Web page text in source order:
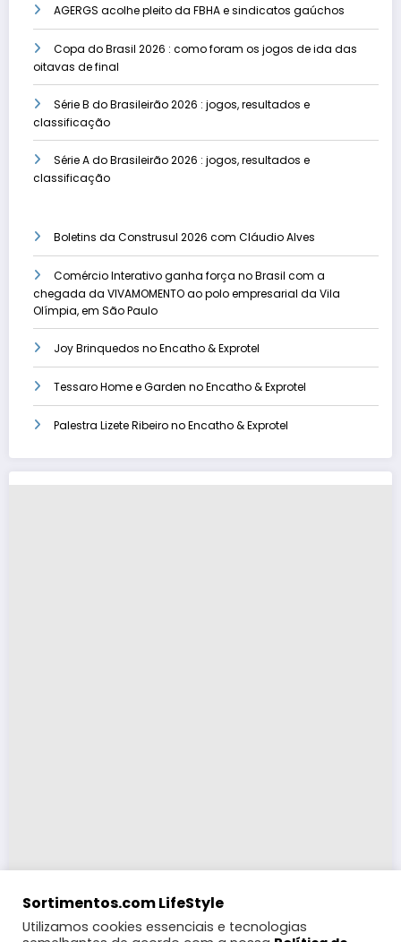
AGERGS acolhe pleito da FBHA e sindicatos gaúchos
Copa do Brasil 2026 : como foram os jogos de ida das
oitavas de final
Série B do Brasileirão 2026 : jogos, resultados e
classificação
Série A do Brasileirão 2026 : jogos, resultados e
classificação
Boletins da Construsul 2026 com Cláudio Alves
Comércio Interativo ganha força no Brasil com a
chegada da VIVAMOMENTO ao polo empresarial da Vila
Olímpia, em São Paulo
Joy Brinquedos no Encatho & Exprotel
Tessaro Home e Garden no Encatho & Exprotel
Palestra Lizete Ribeiro no Encatho & Exprotel
Sortimentos.com LifeStyle
Utilizamos cookies essenciais e tecnologias